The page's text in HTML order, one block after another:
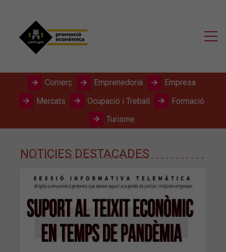
Comerç Emprenedoria
Empresa
Mercats
Ocupació i Treball
Formació
Turisme
NOTICIES DESTACADES